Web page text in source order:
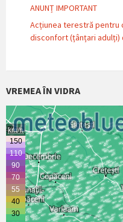
ANUNȚ IMPORTANT
Acțiunea terestră
disconfort (țânțari adulți)
VREMEA ÎN VIDRA